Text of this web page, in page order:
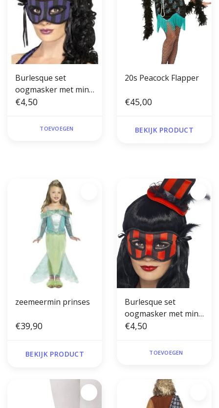
Burlesque set
oogmasker met mini
hoedje op diadeem
€4,50
TOEVOEGEN
20s Peacock Flapper
€45,00
BEKIJK PRODUCT
zeemeermin prinses
€39,90
BEKIJK PRODUCT
Burlesque set
oogmasker met mini
hoedje op diadeem
€4,50
TOEVOEGEN